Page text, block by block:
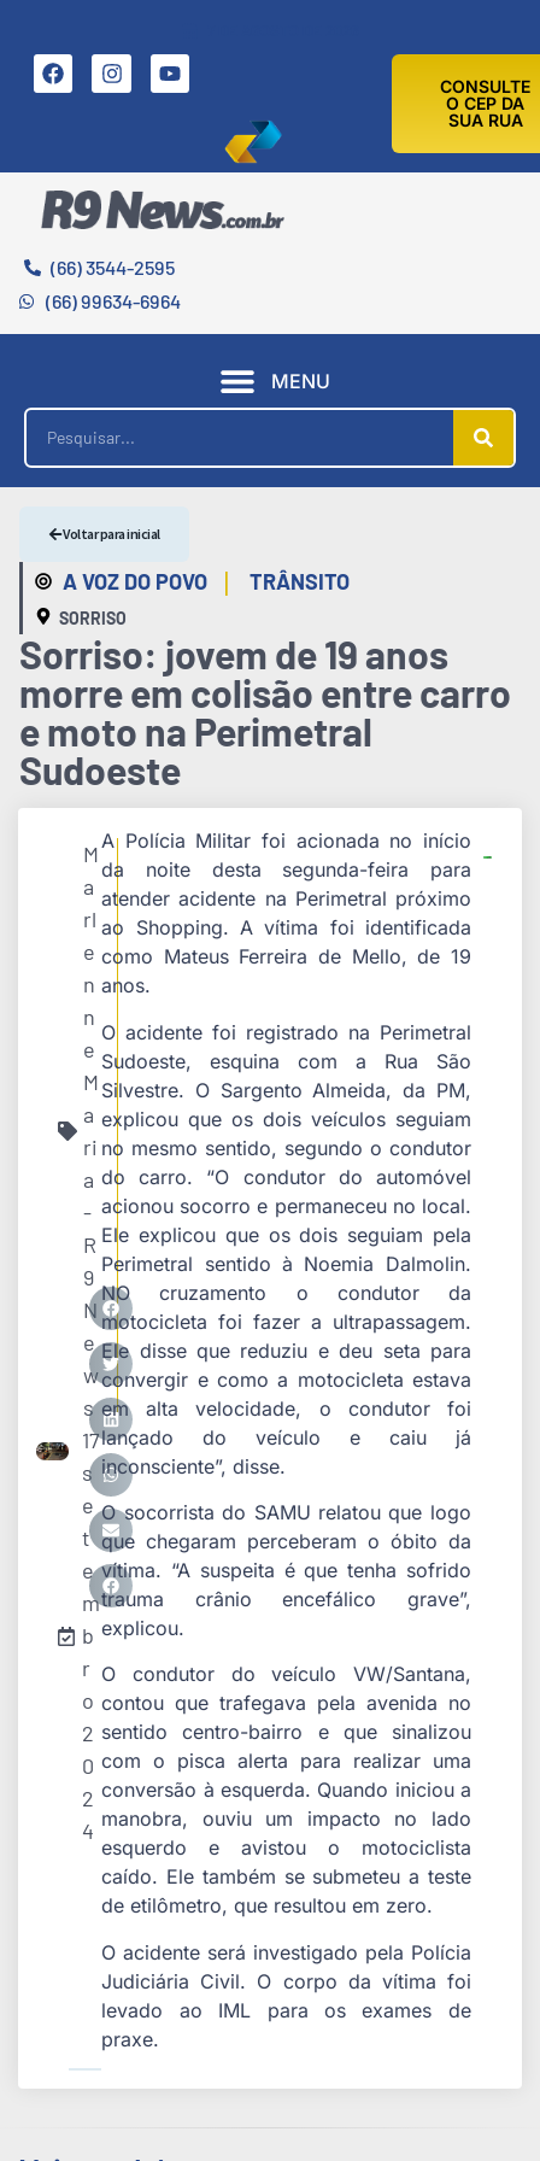
CONSULTE
O CEP DA
SUA RUA
(66) 3544-2595
(66) 99634-6964
MENU
A VOZ DO POVO | TRÂNSITO
SORRISO
Voltar para inicial
Sorriso: jovem de 19 anos
morre em colisão entre carro
e moto na Perimetral
Sudoeste
M
a
rl
e
n
n
e
M
a
ri
a
-
R
9
N
e
w
s
17
s
e
t
e
m
b
r
o
2
0
2
4
A Polícia Militar foi acionada no início
da noite desta segunda-feira para
atender acidente na Perimetral próximo
ao Shopping. A vítima foi identificada
como Mateus Ferreira de Mello, de 19
anos.
O acidente foi registrado na Perimetral
Sudoeste, esquina com a Rua São
Silvestre. O Sargento Almeida, da PM,
explicou que os dois veículos seguiam
no mesmo sentido, segundo o condutor
do carro. “O condutor do automóvel
acionou socorro e permaneceu no local.
Ele explicou que os dois seguiam pela
Perimetral sentido à Noemia Dalmolin.
NO cruzamento o condutor da
motocicleta foi fazer a ultrapassagem.
Ele disse que reduziu e deu seta para
convergir e como a motocicleta estava
em alta velocidade, o condutor foi
lançado do veículo e caiu já
inconsciente”, disse.
O socorrista do SAMU relatou que logo
que chegaram perceberam o óbito da
vítima. “A suspeita é que tenha sofrido
trauma crânio encefálico grave”,
explicou.
O condutor do veículo VW/Santana,
contou que trafegava pela avenida no
sentido centro-bairro e que sinalizou
com o pisca alerta para realizar uma
conversão à esquerda. Quando iniciou a
manobra, ouviu um impacto no lado
esquerdo e avistou o motociclista
caído. Ele também se submeteu a teste
de etilômetro, que resultou em zero.
O acidente será investigado pela Polícia
Judiciária Civil. O corpo da vítima foi
levado ao IML para os exames de
praxe.